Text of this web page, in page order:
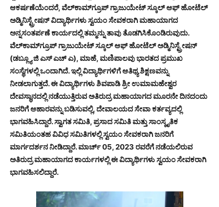
ಆಕರ್ಷಣೆಯೆಂದರೆ, ವೆಲ್‌ಕಾಮ್‌ಗ್ರೂಪ್ ಗ್ರಾಜುಯೇಟ್ ಸ್ಕೂಲ್ ಆಫ್ ಹೋಟೆಲ್
ಅಡ್ಮಿನಿಸ್ಟ್ರೇಷನ್ ವಿದ್ಯಾರ್ಥಿಗಳು ಸ್ವಯಂ ಸೇವಕರಾಗಿ ಮಹಾಯಾಗದ
ಅನ್ನಸಂತರ್ಪಣೆ ಕಾರ್ಯದಲ್ಲಿ ತಮ್ಮನ್ನು ತಾವು ತೊಡಗಿಸಿಕೊಂಡಿರುವುದು.
ವೆಲ್‌ಕಾಮ್‌ಗ್ರೂಪ್ ಗ್ರಾಜುಯೇಟ್ ಸ್ಕೂಲ್ ಆಫ್ ಹೋಟೆಲ್ ಅಡ್ಮಿನಿಸ್ಟ್ರೇಷನ್
(ಡಬ್ಲ್ಯೂ ಜಿ ಎಸ್ ಎಚ್ ಎ), ಮಾಹೆ, ಮಣಿಪಾಲವು ಭಾರತದ ಪ್ರಮುಖ
ಸಂಸ್ಥೆಗಳಲ್ಲಿ ಒಂದಾಗಿದೆ. ಇಲ್ಲಿ ವಿದ್ಯಾರ್ಥಿಗಳಿಗೆ ಆತಿಥ್ಯ ಶಿಕ್ಷಣವನ್ನು
ನೀಡಲಾಗುತ್ತದೆ. ಈ ವಿದ್ಯಾರ್ಥಿಗಳು ಶಿವಪಾಡಿ ಶ್ರೀ ಉಮಾಮಹೇಶ್ವರ
ದೇವಸ್ಥಾನದಲ್ಲಿ ನಡೆಯುತ್ತಿರುವ ಅತಿರುದ್ರ ಮಹಾಯಾಗದ ಮೂರನೇ ದಿನದಂದು
ಜನರಿಗೆ ಆಹಾರವನ್ನು ಬಡಿಸುವಲ್ಲಿ, ದೇವಾಲಯದ ಸೇವಾ ಕರ್ತವ್ಯದಲ್ಲಿ
ಭಾಗವಹಿಸಿದ್ದಾರೆ. ಸ್ವಾಗತ ಸಮಿತಿ, ಪ್ರಸಾದ ಸಮಿತಿ ಮತ್ತು ಸಾಂಸ್ಕೃತಿಕ
ಸಮಿತಿಯಂತಹ ವಿವಿಧ ಸಮಿತಿಗಳಲ್ಲಿ ಸ್ವಯಂ ಸೇವಕರಾಗಿ ಜನರಿಗೆ
ಮಾರ್ಗದರ್ಶನ ನೀಡಿದ್ದಾರೆ. ಮಾರ್ಚ್ 05, 2023 ರವರೆಗೆ ನಡೆಯಲಿರುವ
ಅತಿರುದ್ರ ಮಹಾಯಾಗದ ಕಾರ್ಯಗಳಲ್ಲಿ ಈ ವಿದ್ಯಾರ್ಥಿಗಳು ಸ್ವಯಂ ಸೇವಕರಾಗಿ
ಭಾಗವಹಿಸಲಿದ್ದಾರೆ.